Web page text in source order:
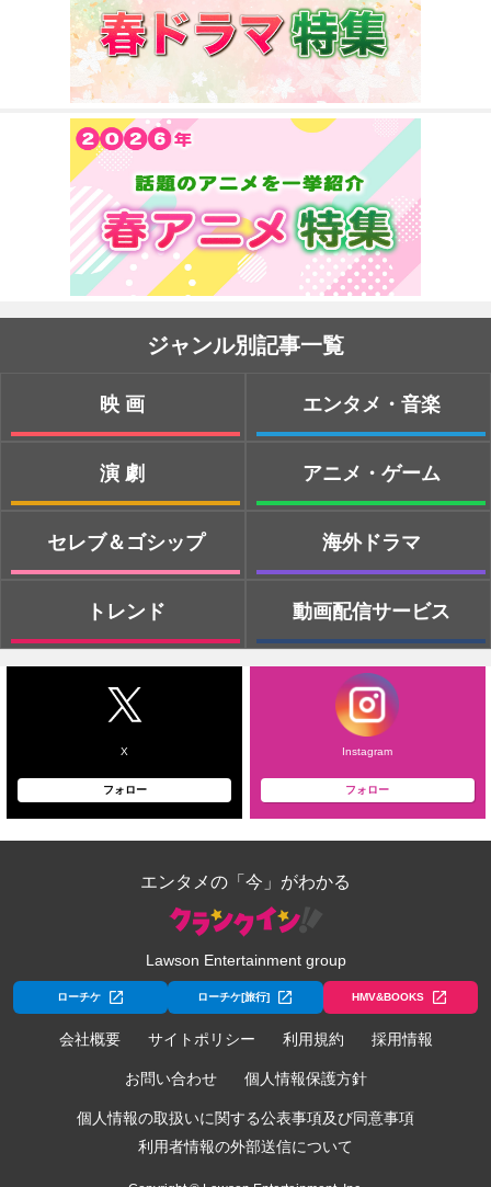
ジャンル別記事一覧
映画
演劇
セレブ＆ゴシップ
トレンド
エンタメ・音楽
アニメ・ゲーム
海外ドラマ
動画配信サービス
X
フォロー
Instagram
フォロー
エンタメの「今」がわかる
Lawson Entertainment group
ローチケ ローチケ[旅行] HMV&BOOKS
会社概要 サイトポリシー 利用規約 採用情報
お問い合わせ 個人情報保護方針
個人情報の取扱いに関する公表事項及び同意事項
利用者情報の外部送信について